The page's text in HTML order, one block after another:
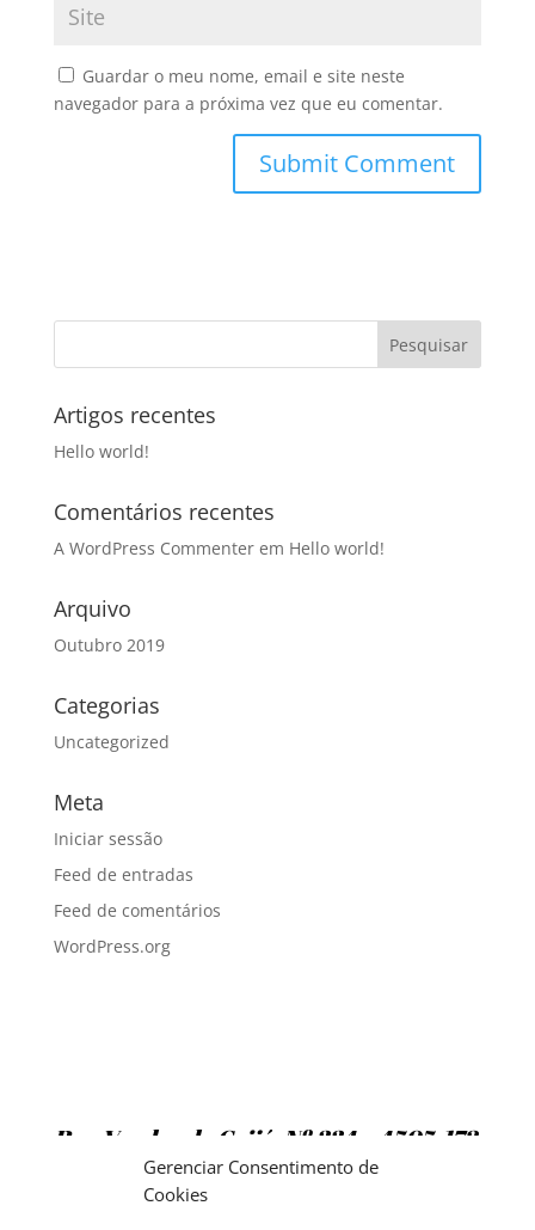
Gerenciar Consentimento de
Cookies
Guardar o meu nome, email e site neste
navegador para a próxima vez que eu comentar.
Artigos recentes
Hello world!
Comentários recentes
A WordPress Commenterem Hello world!
Arquivo
Outubro 2019
Categorias
Uncategorized
Meta
Iniciar sessão
Feed de entradas
Feed de comentários
WordPress.org
Rua Vendas de Grijó, Nº 334 – 4505-172
Argoncilhe